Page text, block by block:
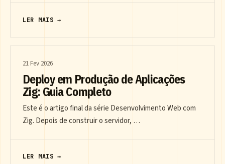
LER MAIS →
21 Fev 2026
Deploy em Produção de Aplicações
Zig: Guia Completo
Este é o artigo final da série Desenvolvimento Web com
Zig. Depois de construir o servidor, …
LER MAIS →